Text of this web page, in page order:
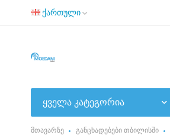
ქართული
ყველა კატეგორია
მთავარზე განცხადებები თბილისში